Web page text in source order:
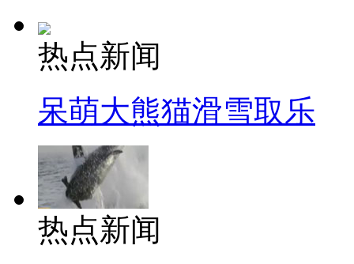
热点新闻
呆萌大熊猫滑雪取乐
热点新闻